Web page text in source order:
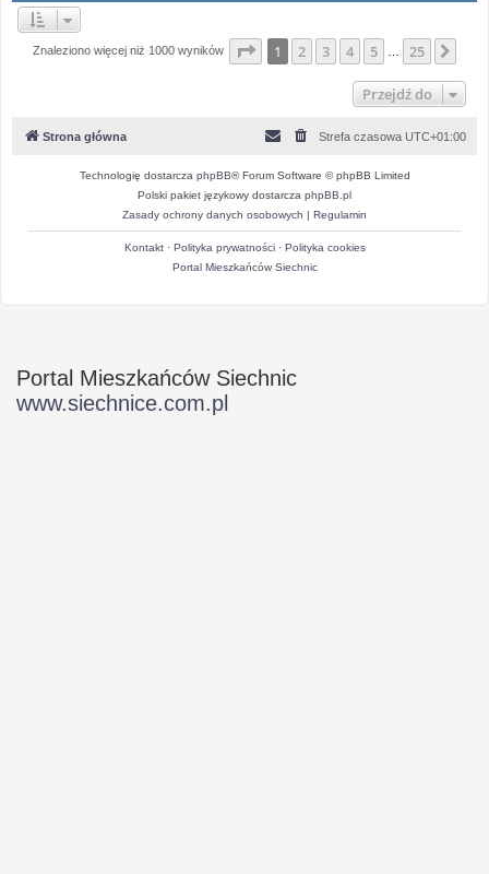
Znaleziono więcej niż 1000 wyników Strona z25
1 2 3 4 5 25
Przejdź do
Strona główna Strefa czasowa UTC+01:00
Technologię dostarcza phpBB® Forum Software © phpBB Limited
Polski pakiet językowy dostarcza phpBB.pl
Zasady ochrony danych osobowych | Regulamin
Kontakt· Polityka prywatności· Polityka cookies
Portal Mieszkańców Siechnic
Portal Mieszkańców Siechnic
www.siechnice.com.pl